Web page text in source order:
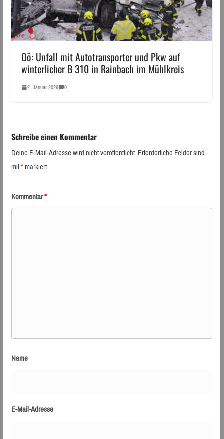
Oö: Unfall mit Autotransporter und Pkw auf
winterlicher B 310 in Rainbach im Mühlkreis
2. Januar 2026 0
Schreibe einen Kommentar
Deine E-Mail-Adresse wird nicht veröffentlicht.Erforderliche Felder sind
mit*markiert
Kommentar*
Name
E-Mail-Adresse